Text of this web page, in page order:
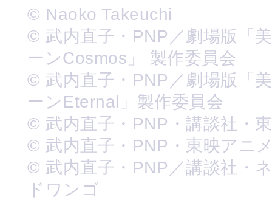
© Naoko Takeuchi
© 武内直子・PNP／劇場版「
ーンCosmos」 製作委員会
© 武内直子・PNP／劇場版「
ーンEternal」製作委員会
© 武内直子・PNP・講談社・
© 武内直子・PNP・東映アニ
© 武内直子・PNP／講談社・
ドワンゴ